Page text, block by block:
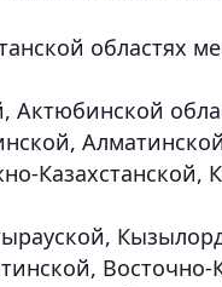
областях
Актюбинской
Казахстанской,
Восточно-